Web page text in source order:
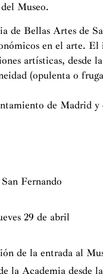
Museo.
de Bellas Artes de
en el arte.
artísticas, desde
(opulenta o
de Madrid
Fernando
29 de abril
de la entrada al
la Academia desde